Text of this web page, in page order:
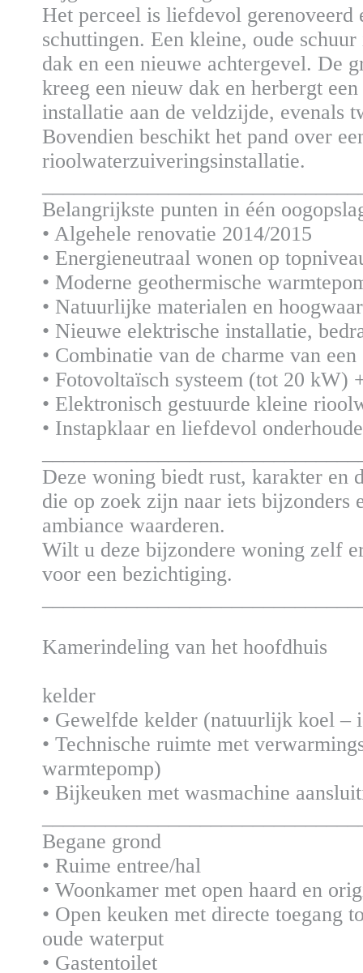
Het perceel is liefdevol gerenoveerd
schuttingen. Een kleine, oude
dak en een nieuwe achtergevel. De
kreeg een nieuw dak en herbergt
installatie aan de veldzijde, evenals
Bovendien beschikt het pand over
rioolwaterzuiveringsinstallatie.
Belangrijkste punten in één
• Algehele renovatie 2014/2015
• Energieneutraal wonen op
• Moderne geothermische
• Natuurlijke materialen en
• Nieuwe elektrische installatie,
• Combinatie van de charme van
• Fotovoltaïsch systeem (tot 20 kW)
• Elektronisch gestuurde kleine
• Instapklaar en liefdevol
Deze woning biedt rust, karakter en
die op zoek zijn naar iets bijzonders
ambiance waarderen.
Wilt u deze bijzondere woning zelf
voor een bezichtiging.
Kamerindeling van het hoofdhuis
kelder
• Gewelfde kelder (natuurlijk koel –
• Technische ruimte met
warmtepomp)
• Bijkeuken met wasmachine
Begane grond
• Ruime entree/hal
• Woonkamer met open haard en
• Open keuken met directe toegang
oude waterput
• Gastentoilet